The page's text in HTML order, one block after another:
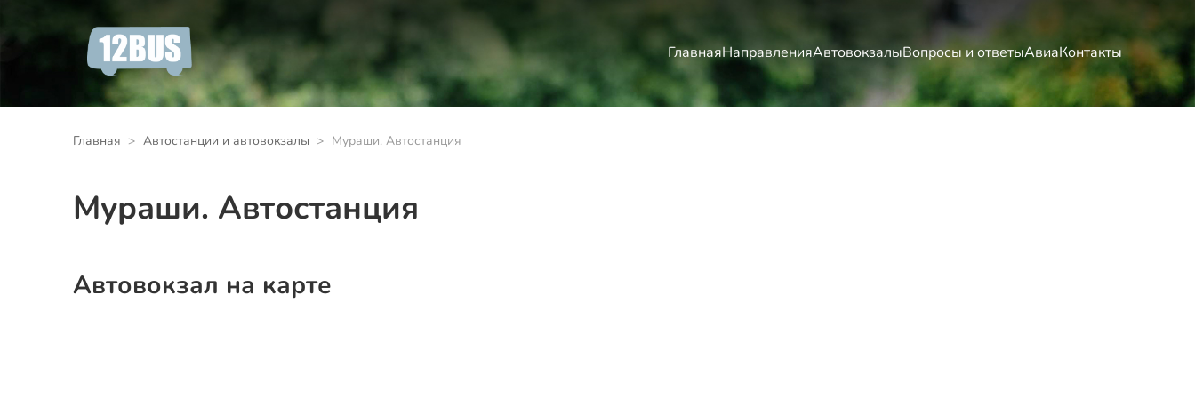
ГлавнаяНаправленияАвтовокзалыВопросы и ответыАвиаКонтакты
Главная Автостанции и автовокзалы Мураши. Автостанция
Мураши. Автостанция
Автовокзал на карте